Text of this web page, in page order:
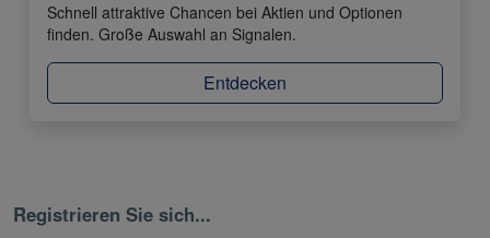
Schnell attraktive Chancen bei Aktien und Optionen
finden. Große Auswahl an Signalen.
Entdecken
Registrieren Sie sich...